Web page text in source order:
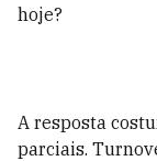
hoje?
A resposta
parciais.